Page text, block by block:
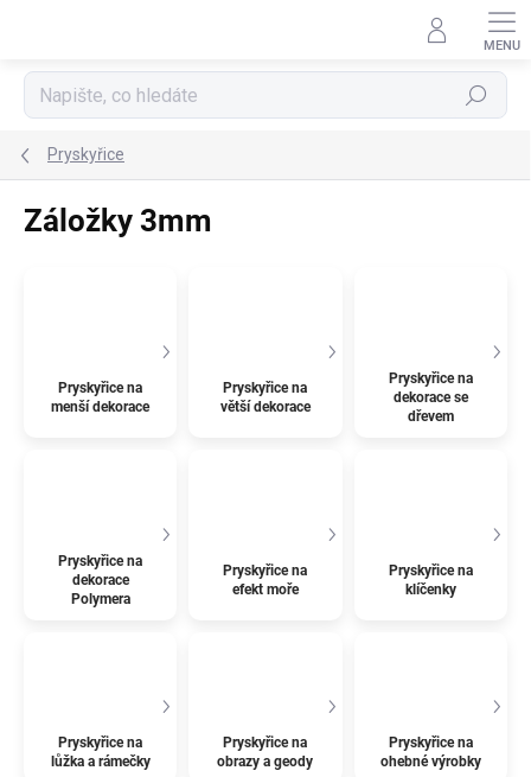
Hledat
Pryskyřice
Záložky 3mm
Pryskyřice na
menší dekorace
Pryskyřice na
větší dekorace
Pryskyřice na
dekorace se
dřevem
Pryskyřice na
dekorace
Polymera
Pryskyřice na
efekt moře
Pryskyřice na
klíčenky
Pryskyřice na
lůžka a rámečky
Pryskyřice na
obrazy a geody
Pryskyřice na
ohebné výrobky